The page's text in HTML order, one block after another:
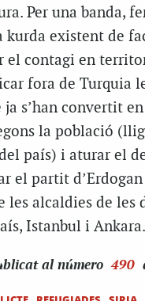
Per una banda,
kurda existent de
el contagi en
fora de Turquia
ja s’han convertit
la població
país) i aturar el
el partit
les alcaldies de les
Istanbul i Ankara.
al número 490